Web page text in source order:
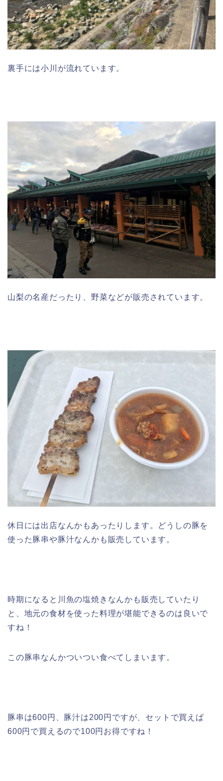
裏手には小川が流れています。
山梨の名産だったり、野菜などが販売されています。
休日には出店なんかもあったりします。どうしの豚を
使った豚串や豚汁なんかも販売しています。
時期になると川魚の塩焼きなんかも販売していたり
と、地元の食材を使った料理が堪能できるのは良いで
すね！
この豚串なんかついつい食べてしまいます。
豚串は600円、豚汁は200円ですが、セットで買えば
600円で買えるので100円お得ですね！